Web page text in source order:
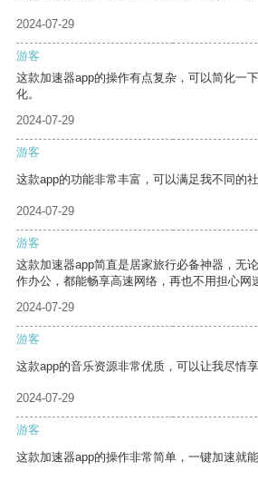
2024-07-29
游客
这款加速器app的操作有点复杂，可以简化一
化。
2024-07-29
游客
这款app的功能非常丰富，可以满足我不同的社
2024-07-29
游客
这款加速器app简直是居家旅行必备神器，无
作办公，都能畅享高速网络，再也不用担心网
2024-07-29
游客
这款app的音乐资源非常优质，可以让我尽情享
2024-07-29
游客
这款加速器app的操作非常简单，一键加速就